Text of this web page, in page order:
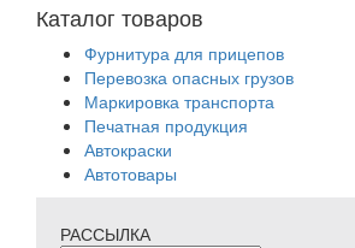
Каталог товаров
Фурнитура для прицепов
Перевозка опасных грузов
Маркировка транспорта
Печатная продукция
Автокраски
Автотовары
РАССЫЛКА